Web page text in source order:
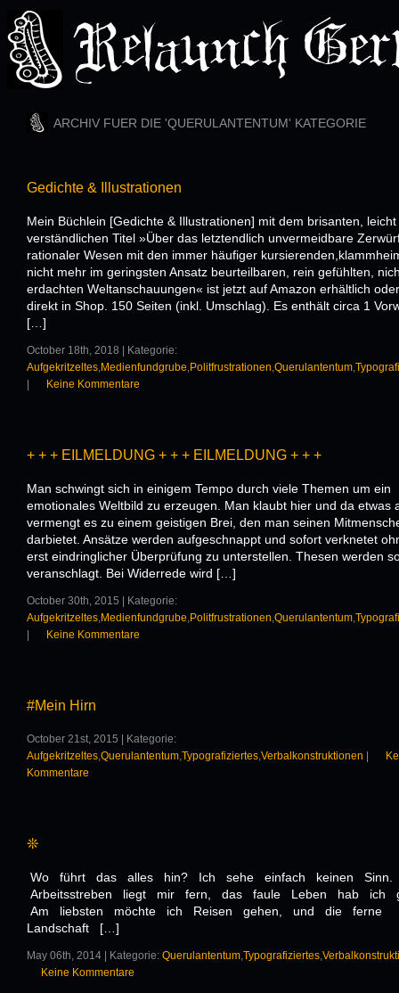
ARCHIV FUER DIE 'QUERULANTENTUM' KATEGORIE
Gedichte & Illustrationen
Mein Büchlein [Gedichte & Illustrationen] mit dem brisanten, leicht
verständlichen Titel »Über das letztendlich unvermeidbare
rationaler Wesen mit den immer häufiger
nicht mehr im geringsten Ansatz beurteilbaren, rein gefühlten,
erdachten Weltanschauungen« ist jetzt auf Amazon erhältlich
direkt in Shop. 150 Seiten (inkl. Umschlag). Es enthält circa 1
[…]
October 18th, 2018 | Kategorie:
Aufgekritzeltes,Medienfundgrube,Politfrustrationen,Querulantentum,
Keine Kommentare
+ + + EILMELDUNG + + + EILMELDUNG + + +
Man schwingt sich in einigem Tempo durch viele Themen um ein
emotionales Weltbild zu erzeugen. Man klaubt hier und da etwas
vermengt es zu einem geistigen Brei, den man seinen
darbietet. Ansätze werden aufgeschnappt und sofort verknetet
erst eindringlicher Überprüfung zu unterstellen. Thesen werden
veranschlagt. Bei Widerrede wird […]
October 30th, 2015 | Kategorie:
Aufgekritzeltes,Medienfundgrube,Politfrustrationen,Querulantentum,
Keine Kommentare
#Mein Hirn
October 21st, 2015 | Kategorie:
Aufgekritzeltes,Querulantentum,Typografiziertes,Verbalkonstruktionen
Kommentare
❊
Wo führt das alles hin? Ich sehe einfach keinen Sinn.
Arbeitsstreben liegt mir fern, das faule Leben hab ich
Am liebsten möchte ich Reisen gehen, und die ferne
Landschaft […]
May 06th, 2014 | Kategorie: Querulantentum,Typografiziertes,
Keine Kommentare